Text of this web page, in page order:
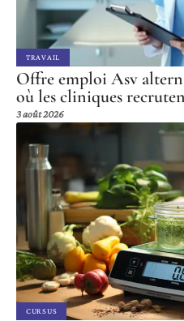
TRAVAIL
Offre emploi Asv
où les cliniques
3 août 2026
CURSUS